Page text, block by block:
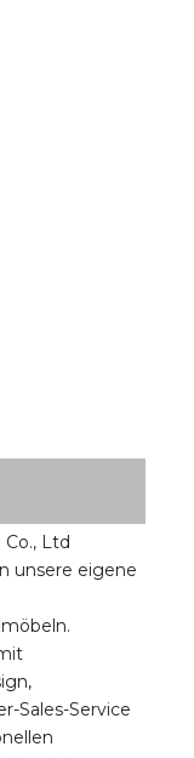
Ltd
unsere eigene
Sales-Service